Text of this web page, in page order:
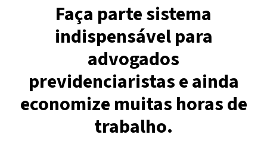
Faça parte sistema
indispensável para
advogados
previdenciaristas e ainda
economize muitas horas de
trabalho.